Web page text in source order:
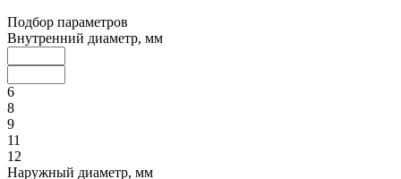
Подбор параметров
Внутренний диаметр, мм
6
8
9
11
12
Наружный диаметр, мм